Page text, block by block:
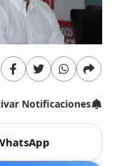
Notificaciones